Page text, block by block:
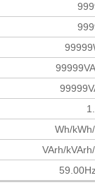
Wh/
VArh/